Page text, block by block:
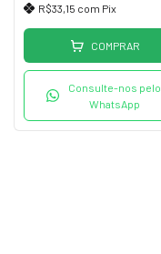
R$33,15 com Pix
COMPRAR
Consulte-nos pelo
WhatsApp